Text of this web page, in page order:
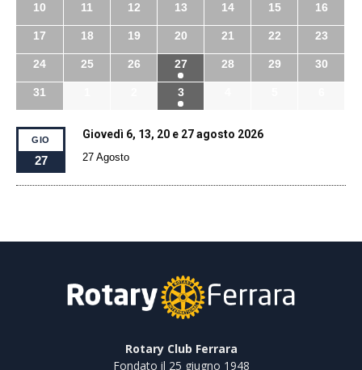
10 11 12 13 14 15 16
17 18 19 20 21 22 23
24 25 26 27 28 29 30
31 3
GIO
27
Giovedì 6, 13, 20 e 27 agosto 2026
27 Agosto
Rotary Club Ferrara
Fondato il 25 giugno 1948